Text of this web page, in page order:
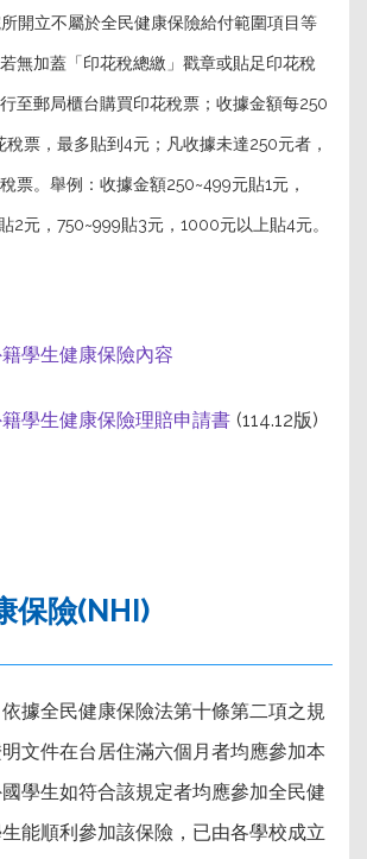
開立不屬於全民健康保險給付範圍項目等
無加蓋「印花稅總繳」戳章或貼足印花稅
至郵局櫃台購買印花稅票；收據金額每250
稅票，最多貼到4元；凡收據未達250元者，
票。舉例：收據金額250~499元貼1元，
2元，750~999貼3元，1000元以上貼4元。
學生健康保險內容
學生健康保險理賠申請書 (114.12版)
保險(NHI)
依據全民健康保險法第十條第二項之規
文件在台居住滿六個月者均應參加本
學生如符合該規定者均應參加全民健
能順利參加該保險，已由各學校成立